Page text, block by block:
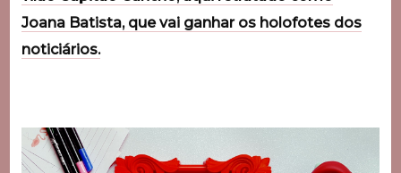
Joana Batista, que vai ganhar os holofotes dos
noticiários.